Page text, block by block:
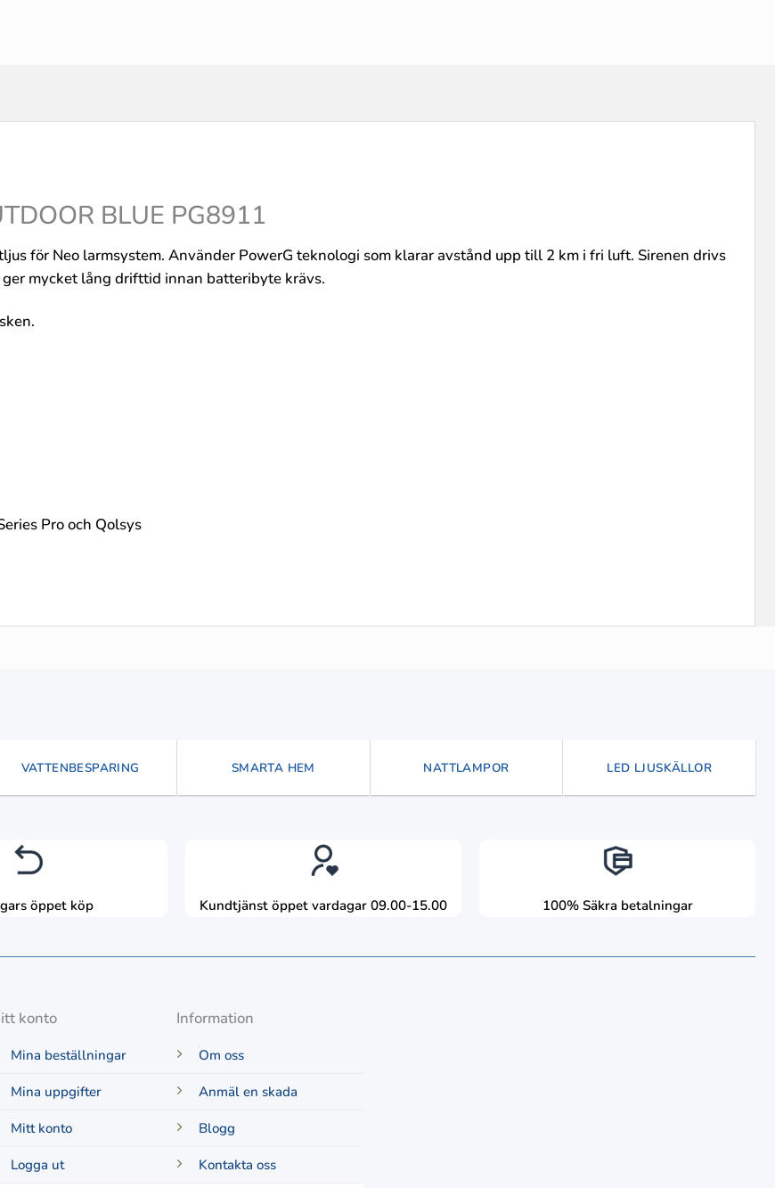
BLUE PG8911
för Neo larmsystem. Använder PowerG teknologi som klarar avstånd upp till 2 km i fri luft. Sirenen drivs
mycket lång drifttid innan batteribyte krävs.
Pro och Qolsys
VATTENBESPARING SMARTA HEM NATTLAMPOR LED LJUSKÄLLOR
öppet köp Kundtjänst öppet vardagar 09.00-15.00 100% Säkra betalningar
konto
Mina beställningar
Mina uppgifter
Mitt konto
Logga ut
Information
Om oss
Anmäl en skada
Blogg
Kontakta oss